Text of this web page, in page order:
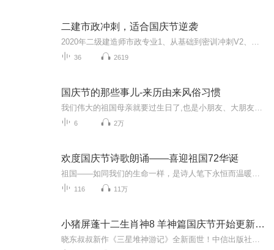
二建市政冲刺，适合国庆节逆袭
36 2619
国庆节的那些事儿-来历由来风俗习惯
6 2万
欢度国庆节诗歌朗诵——喜迎祖国72华诞
116 11万
小猪屏蓬十二生肖神8 羊神篇国庆节开始更新啦！